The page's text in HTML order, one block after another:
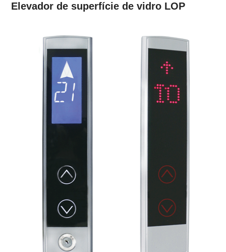
Elevador de superfície de vidro LOP